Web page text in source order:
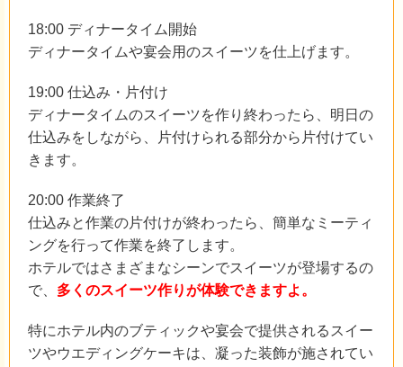
18:00 ディナータイム開始
ディナータイムや宴会用のスイーツを仕上げます。
19:00 仕込み・片付け
ディナータイムのスイーツを作り終わったら、明日の
仕込みをしながら、片付けられる部分から片付けてい
きます。
20:00 作業終了
仕込みと作業の片付けが終わったら、簡単なミーティ
ングを行って作業を終了します。
ホテルではさまざまなシーンでスイーツが登場するの
で、 多くのスイーツ作りが体験できますよ。
特にホテル内のブティックや宴会で提供されるスイー
ツやウエディングケーキは、凝った装飾が施されてい